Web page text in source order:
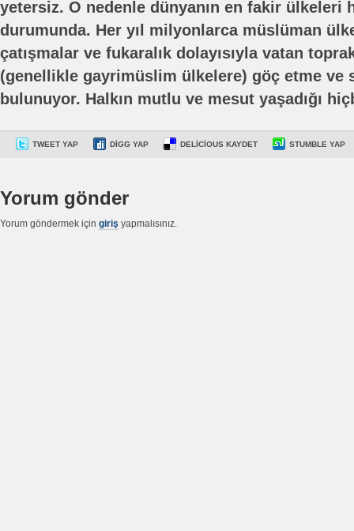
yetersiz. O nedenle dünyanın en fakir ülkeleri
durumunda. Her yıl milyonlarca müslüman
çatışmalar ve fukaralık dolayısıyla vatan
(genellikle gayrimüslim ülkelere) göç etme ve
bulunuyor. Halkın mutlu ve mesut yaşadığı
TWEET YAP DIGG YAP DELICIOUS KAYDET STUMBLE YAP
Yorum gönder
Yorum göndermek için giriş yapmalısınız.